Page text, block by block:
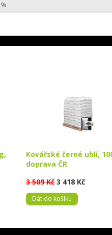
Kovářské černé uhlí,
doprava ČR
3 509 Kč 3 418 Kč
Dát do košíku